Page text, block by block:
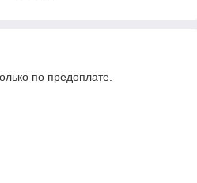
по предоплате.